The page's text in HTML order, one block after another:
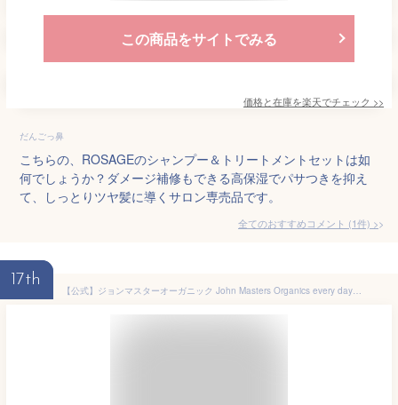
この商品をサイトでみる
価格と在庫を楽天でチェック >>
だんごっ鼻
こちらの、ROSAGEのシャンプー＆トリートメントセットは如
何でしょうか？ダメージ補修もできる高保湿でパサつきを抑え
て、しっとりツヤ髪に導くサロン専売品です。
全てのおすすめコメント (1件) >
17th
【公式】ジョンマスターオーガニック John Masters Organics every day ヘアケアギフト|ジョンマスター ヘアケア シャンプー コンディショナー ギフトセット プレゼント 贈り物 男性 女性 母親 父親 ファミリー 艶髪 さらさら 母の日 ヘアケアセット